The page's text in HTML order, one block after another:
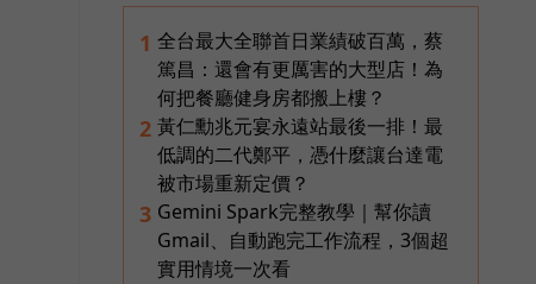
1 全台最大全聯首日業績破百萬，蔡
篤昌：還會有更厲害的大型店！為
何把餐廳健身房都搬上樓？
2 黃仁勳兆元宴永遠站最後一排！最
低調的二代鄭平，憑什麼讓台達電
被市場重新定價？
3 Gemini Spark完整教學｜幫你讀
Gmail、自動跑完工作流程，3個超
實用情境一次看